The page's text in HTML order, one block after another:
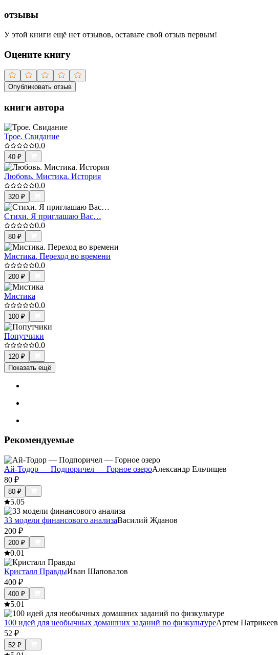
отзывы
У этой книги ещё нет отзывов, оставьте свой отзыв первым!
Оцените книгу
Опубликовать отзыв
книги автора
Трое. Свидание
0.0
40 ₽
Любовь. Мистика. История
0.0
320 ₽
Стихи. Я приглашаю Вас…
0.0
80 ₽
Мистика. Переход во времени
0.0
200 ₽
Мистика
0.0
100 ₽
Попутчики
0.0
120 ₽
Показать ещё
Рекомендуемые
Ай-Тодор — Подпоричел — Горное озероАлександр Ельчищев
80 ₽
80 ₽
5.05
33 модели финансового анализаВасилий Жданов
200 ₽
200 ₽
0.01
Кристалл ПравдыИван Шаповалов
400 ₽
400 ₽
5.01
100 идей для необычных домашних заданий по физкультуреАртем Патрикеев
52 ₽
52 ₽